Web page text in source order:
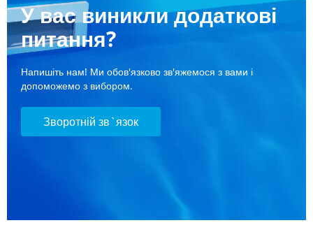
У вас виникли додаткові
питання?
Напишіть нам! Ми обов'язково зв'яжемося з вами і
допоможемо з вибором.
Зворотній зв`язок